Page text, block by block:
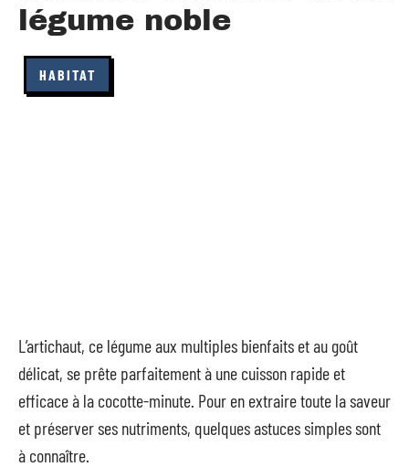
légume noble
HABITAT
L’artichaut, ce légume aux multiples bienfaits et au goût
délicat, se prête parfaitement à une cuisson rapide et
efficace à la cocotte-minute. Pour en extraire toute la saveur
et préserver ses nutriments, quelques astuces simples sont
à connaître.